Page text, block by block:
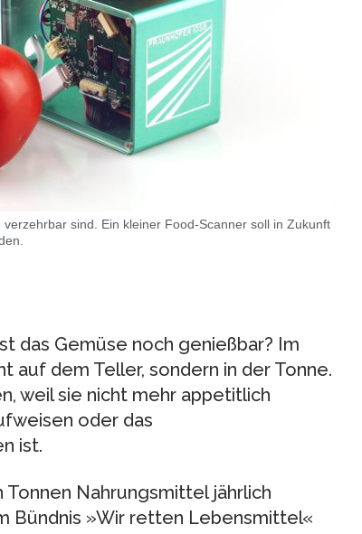
sind. Ein kleiner Food-Scanner soll in Zukunft
das Gemüse noch genießbar? Im
auf dem Teller, sondern in der Tonne.
weil sie nicht mehr appetitlich
oder das
ist.
Tonnen Nahrungsmittel jährlich
Bündnis »Wir retten Lebensmittel«